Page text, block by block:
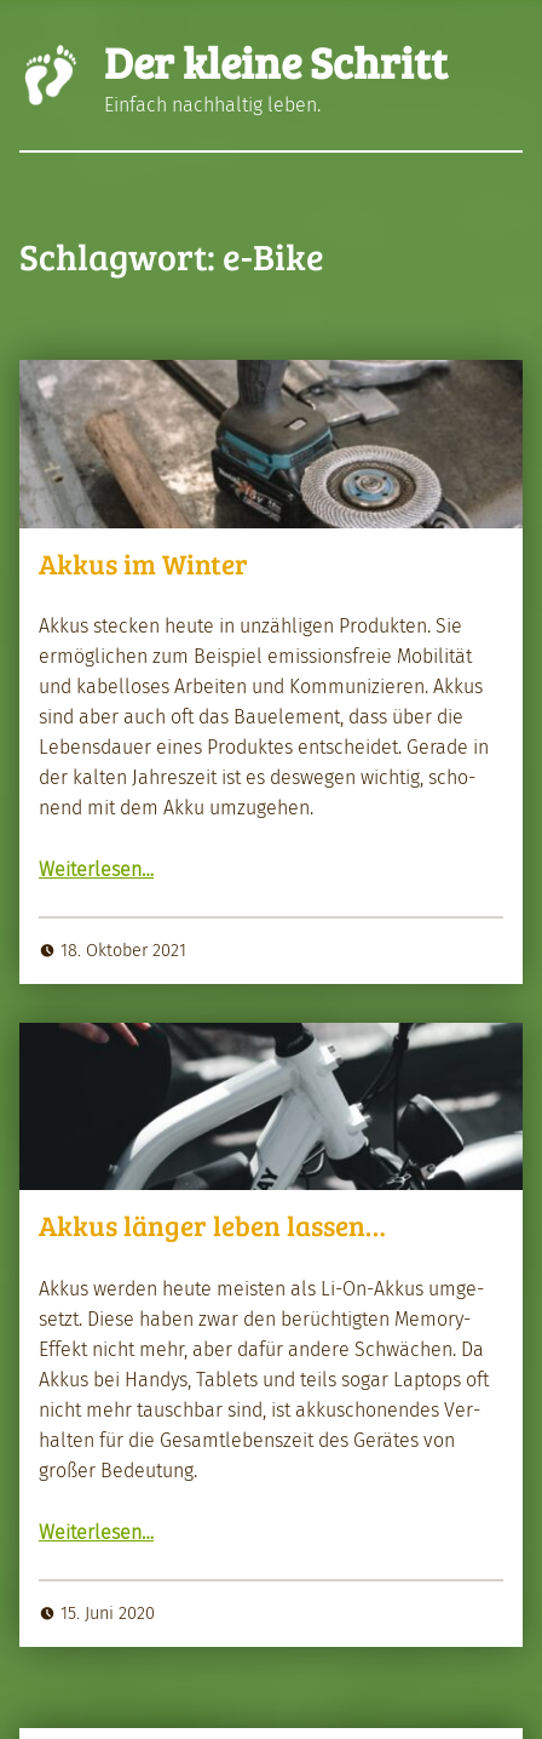
Der kleine Schritt
Einfach nachhaltig leben.
Schlagwort: e-Bike
Akkus im Winter
Akkus steck­en heute in unzäh­li­gen Pro­duk­ten. Sie
ermöglichen zum Beispiel emis­sions­freie Mobil­ität
und kabel­los­es Arbeit­en und Kom­mu­nizieren. Akkus
sind aber auch oft das Bauele­ment, dass über die
Lebens­dauer eines Pro­duk­tes entschei­det. Ger­ade in
der kalten Jahreszeit ist es deswe­gen wichtig, scho­
nend mit dem Akku umzuge­hen.
Weit­er­lesen…
18. Oktober 2021
Akkus länger leben lassen…
Akkus wer­den heute meis­ten als Li-On-Akkus umge­
set­zt. Diese haben zwar den berüchtigten Mem­o­ry-
Effekt nicht mehr, aber dafür andere Schwächen. Da
Akkus bei Handys, Tablets und teils sog­ar Lap­tops oft
nicht mehr tauschbar sind, ist akkuscho­nen­des Ver­
hal­ten für die Gesamtleben­szeit des Gerätes von
großer Bedeu­tung.
Weit­er­lesen…
15. Juni 2020